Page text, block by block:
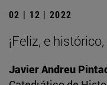
02 | 12 | 2022
¡Feliz, e
Javier Andreu